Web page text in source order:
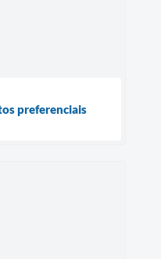
preferenciais